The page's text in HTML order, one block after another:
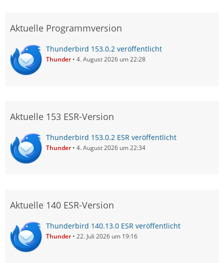
Aktuelle Programmversion
Thunderbird 153.0.2 veröffentlicht
Thunder 4. August 2026 um 22:28
Aktuelle 153 ESR-Version
Thunderbird 153.0.2 ESR veröffentlicht
Thunder 4. August 2026 um 22:34
Aktuelle 140 ESR-Version
Thunderbird 140.13.0 ESR veröffentlicht
Thunder 22. Juli 2026 um 19:16